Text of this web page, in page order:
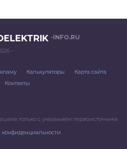
-INFO.RU
–
Калькуляторы
Карта сайта
Контакты
только с указанием первоисточника
конфиденциальности